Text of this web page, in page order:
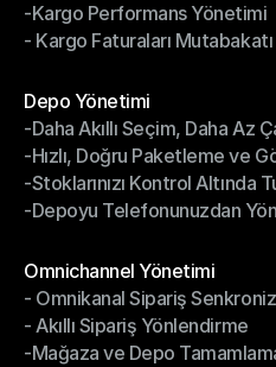
- İade Yönetim Sistemi
-Kargo Performans Yönetimi
-Kargo Performans Yönetimi
- Kargo Faturaları Mutabakatı
Depo Yönetimi
Depo Yönetimi
-Daha Akıllı Seçim, Daha Az
-Daha Akıllı Seçim, Daha Az
-Hızlı, Doğru Paketleme ve
-Hızlı, Doğru Paketleme ve
-Stoklarınızı Kontrol Altında
-Stoklarınızı Kontrol Altında
-Depoyu Telefonunuzdan
Omnichannel Yönetimi
Omnichannel Yönetimi
- Omnikanal Sipariş
- Omnikanal Sipariş
- Akıllı Sipariş Yönlendirme
- Akıllı Sipariş Yönlendirme
-Mağaza ve Depo